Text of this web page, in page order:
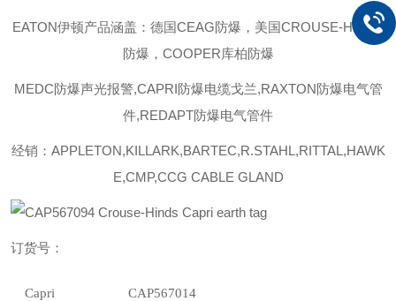
EATON伊顿产品涵盖：德国CEAG防爆，美国CROUSE-HINDS
防爆，COOPER库柏防爆
MEDC防爆声光报警,CAPRI防爆电缆戈兰,RAXTON防爆电气管
件,REDAPT防爆电气管件
经销：APPLETON,KILLARK,BARTEC,R.STAHL,RITTAL,HAWK
E,CMP,CCG CABLE GLAND
订货号：
Capri
CAP567014